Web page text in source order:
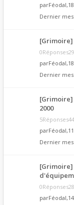
parFéodal
Dernier
[Grimoire]
parFéodal
Dernier
[Grimoire]
2000
parFéodal
Dernier
[Grimoire]
parFéodal